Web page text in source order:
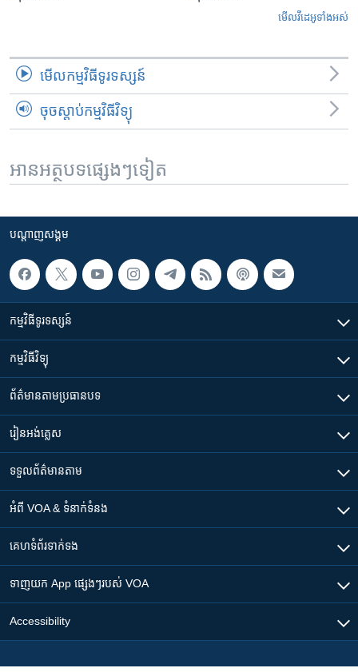
មើល​វីដេអូ​ទាំង​អស់
មើល​កម្មវិធី​ទូរទស្សន៍
ចុចស្តាប់កម្មវិធីវិទ្យុ
អានអត្ថបទផ្សេងៗទៀត
បណ្តាញ​សង្គម
កម្មវិធី​ទូរទស្សន៍
កម្មវិធី​វិទ្យុ
ព័ត៌មាន​តាមប្រធានបទ​
រៀន​​អង់គ្លេស
ទទួល​ព័ត៌មាន​តាម
អំពី​ VOA & ទំនាក់ទំនង
គេហទំព័រ​​ទាក់ទង
ទាញយក​ App ផ្សេងៗ​របស់​ VOA
Accessibility